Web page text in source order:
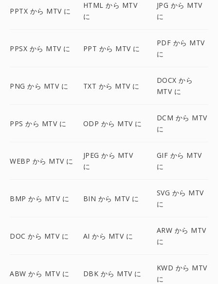
PPTX から MTV に
HTML から MTV
に
JPG から MTV
に
PPSX から MTV に PPT から MTV に
PDF から MTV
に
PNG から MTV に TXT から MTV に
DOCX から
MTV に
PPS から MTV に ODP から MTV に
DCM から MTV
に
WEBP から MTV に
JPEG から MTV
に
GIF から MTV
に
BMP から MTV に BIN から MTV に
SVG から MTV
に
DOC から MTV に AI から MTV に
ARW から MTV
に
ABW から MTV に DBK から MTV に
KWD から MTV
に